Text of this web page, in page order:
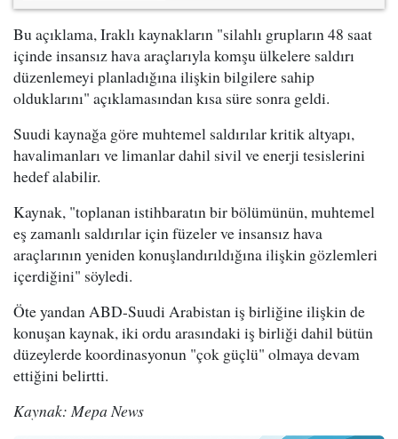
Bu açıklama, Iraklı kaynakların "silahlı grupların 48 saat
içinde insansız hava araçlarıyla komşu ülkelere saldırı
düzenlemeyi planladığına ilişkin bilgilere sahip
olduklarını" açıklamasından kısa süre sonra geldi.
Suudi kaynağa göre muhtemel saldırılar kritik altyapı,
havalimanları ve limanlar dahil sivil ve enerji tesislerini
hedef alabilir.
Kaynak, "toplanan istihbaratın bir bölümünün, muhtemel
eş zamanlı saldırılar için füzeler ve insansız hava
araçlarının yeniden konuşlandırıldığına ilişkin gözlemleri
içerdiğini" söyledi.
Öte yandan ABD-Suudi Arabistan iş birliğine ilişkin de
konuşan kaynak, iki ordu arasındaki iş birliği dahil bütün
düzeylerde koordinasyonun "çok güçlü" olmaya devam
ettiğini belirtti.
Kaynak: Mepa News